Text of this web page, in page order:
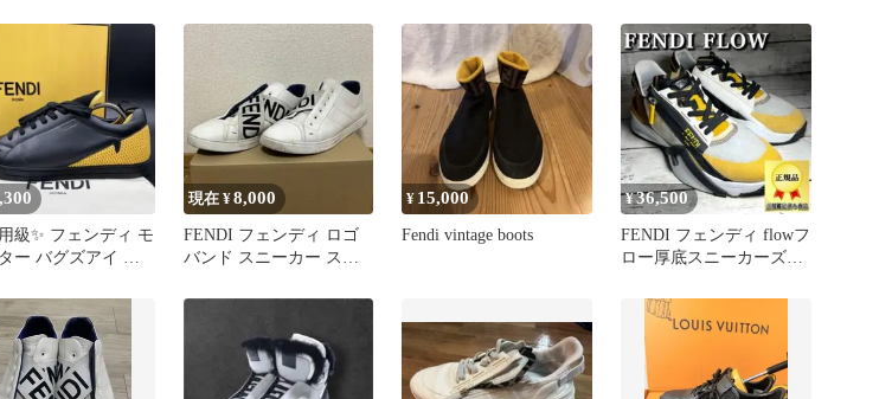
ー
カー
級✨️ フェンディ モ
ー バグズアイ メ
現在 ¥8,000
FENDI フェンディ ロゴ
バンド スニーカー スリ
ンド
¥ 15,000
Fendi vintage boots
¥36,500
FENDI フェンディ flowフ
ロー厚底スニーカーズッ